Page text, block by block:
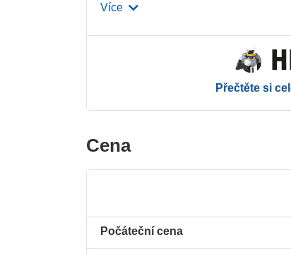
Více
Přečtěte si
Cena
Počáteční cena